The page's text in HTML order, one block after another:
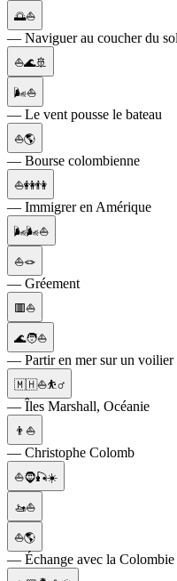
🌅⛵
— Naviguer au coucher du
⛵🌊🚢
🌬️⛵
— Le vent pousse le bateau
⛵🌎
— Bourse colombienne
⛵👭👫
— Immigrer en Amérique
🌬️🌬️⛵
⛵🪢
— Gréement
🟥⛵
🌊🧑⛵
— Partir en mer sur un voilier
🇲🇭⛵⛹️‍♂️
— Îles Marshall, Océanie
👨⛵
— Christophe Colomb
⛵🧔🎣☀️
🚤⛵
⛵🌎
— Échange avec la Colombie